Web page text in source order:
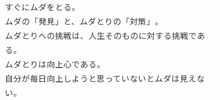
すぐにムダをとる。
ムダの「発見」と、ムダとりの「対策」。
ムダとりへの挑戦は、人生そのものに対する挑戦であ
る。
ムダとりは向上心である。
自分が毎日向上しようと思っていないとムダは見えな
い。